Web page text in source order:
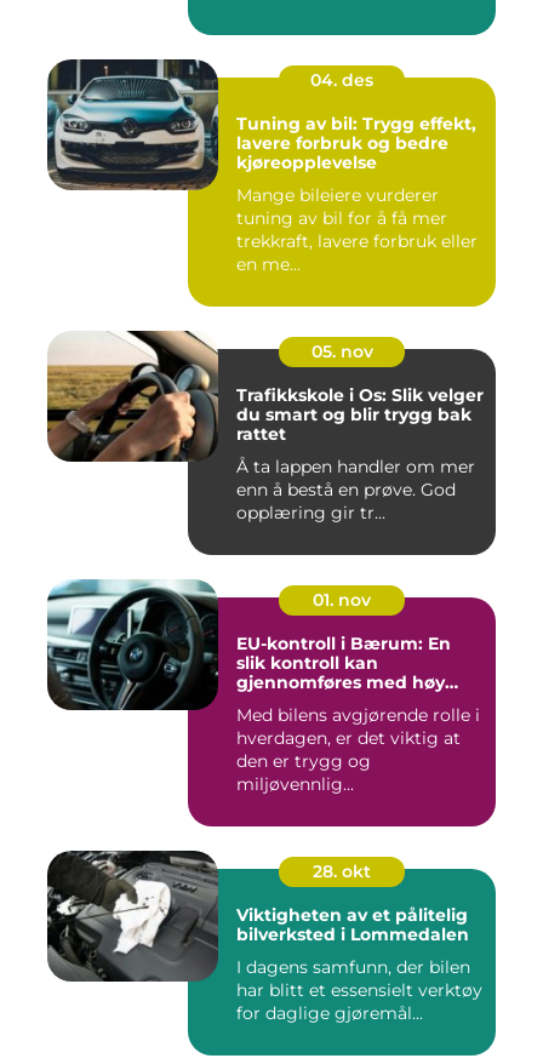
04. des
Tuning av bil: Trygg effekt,
lavere forbruk og bedre
kjøreopplevelse
Mange bileiere vurderer
tuning av bil for å få mer
trekkraft, lavere forbruk eller
en me...
05. nov
Trafikkskole i Os: Slik velger
du smart og blir trygg bak
rattet
Å ta lappen handler om mer
enn å bestå en prøve. God
opplæring gir tr...
01. nov
EU-kontroll i Bærum: En
slik kontroll kan
gjennomføres med høy
Med bilens avgjørende rolle i
hverdagen, er det viktig at
den er trygg og
miljøvennlig...
28. okt
Viktigheten av et pålitelig
bilverksted i Lommedalen
I dagens samfunn, der bilen
har blitt et essensielt verktøy
for daglige gjøremål...